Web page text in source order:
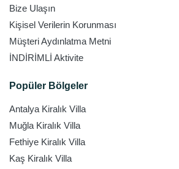
Bize Ulaşın
Kişisel Verilerin Korunması
Müşteri Aydınlatma Metni
İNDİRİMLİ Aktivite
Popüler Bölgeler
Antalya Kiralık Villa
Muğla Kiralık Villa
Fethiye Kiralık Villa
Kaş Kiralık Villa